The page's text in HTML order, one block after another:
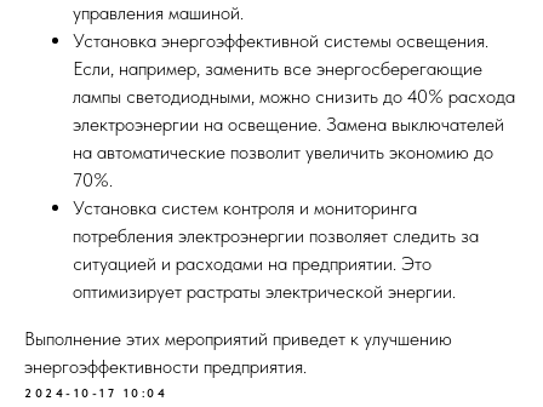
управления машиной.
Установка энергоэффективной системы освещения.
Если, например, заменить все энергосберегающие
лампы светодиодными, можно снизить до 40% расхода
электроэнергии на освещение. Замена выключателей
на автоматические позволит увеличить экономию до
70%.
Установка систем контроля и мониторинга
потребления электроэнергии позволяет следить за
ситуацией и расходами на предприятии. Это
оптимизирует растраты электрической энергии.
Выполнение этих мероприятий приведет к улучшению
энергоэффективности предприятия.
2024-10-17 10:04